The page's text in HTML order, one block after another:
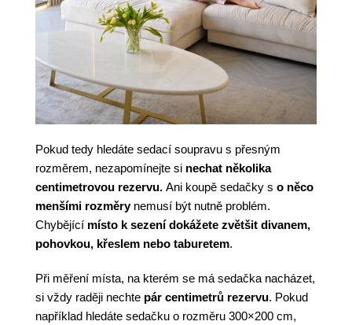
Pokud tedy hledáte sedací soupravu s přesným
rozměrem, nezapomínejte si nechat několika
centimetrovou rezervu. Ani koupě sedačky s o něco
menšími rozměrynemusí být nutně problém.
Chybějící místo k sezení dokážete zvětšit divanem,
pohovkou, křeslem nebo taburetem.
Při měření místa, na kterém se má sedačka nacházet,
si vždy raději nechte pár centimetrů rezervu. Pokud
například hledáte sedačku o rozměru 300×200 cm,